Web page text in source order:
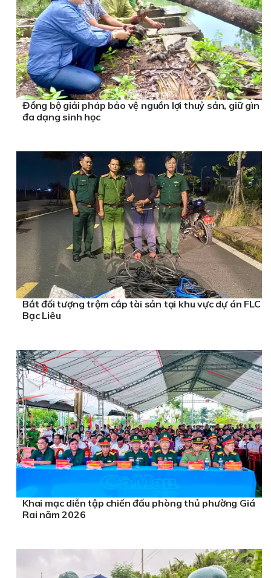
Đồng bộ giải pháp bảo vệ nguồn lợi thuỷ sản, giữ gìn
đa dạng sinh học
Bắt đối tượng trộm cắp tài sản tại khu vực dự án FLC
Bạc Liêu
Khai mạc diễn tập chiến đấu phòng thủ phường Giá
Rai năm 2026